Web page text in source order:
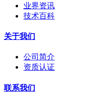
业界资讯
技术百科
关于我们
公司简介
资质认证
联系我们